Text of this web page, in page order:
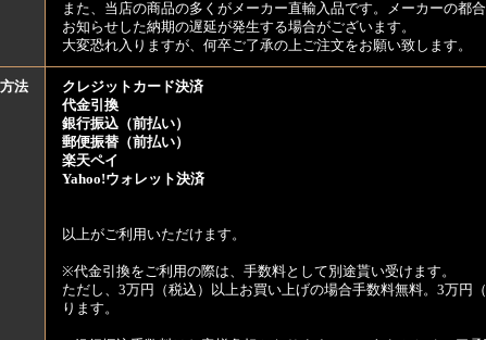
また、当店の商品の多くがメーカー直輸入品です。メーカーの都
お知らせした納期の遅延が発生する場合がございます。
大変恐れ入りますが、何卒ご了承の上ご注文をお願い致します。
法
クレジットカード決済
代金引換
銀行振込（前払い）
郵便振替（前払い）
楽天ペイ
Yahoo!ウォレット決済
以上がご利用いただけます。
※代金引換をご利用の際は、手数料として別途貰い受けます。
ただし、3万円（税込）以上お買い上げの場合手数料無料。3万円
ります。